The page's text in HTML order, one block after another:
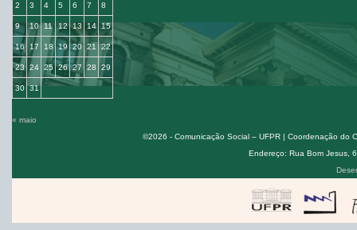
2 3 4 5 6 7 8
9 10 11 12 13 14 15
16 17 18 19 20 21 22
23 24 25 26 27 28 29
30 31
« maio
©2026 - Comunicação Social – UFPR | Coordenação do
Endereço: Rua Bom Jesus,